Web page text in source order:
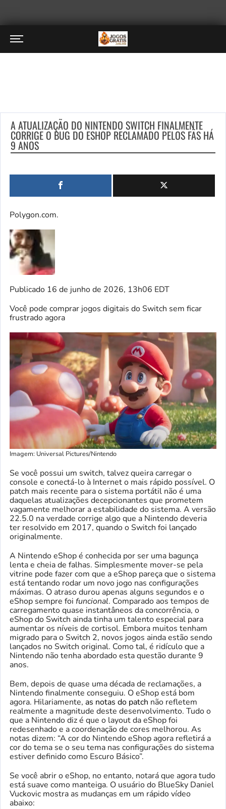
A ATUALIZAÇÃO DO NINTENDO SWITCH FINALMENTE
CORRIGE O BUG DO ESHOP RECLAMADO PELOS FÃS HÁ
9 ANOS
Polygon.com.
Publicado 16 de junho de 2026, 13h06 EDT
Você pode comprar jogos digitais do Switch sem ficar
frustrado agora
Imagem: Universal Pictures/Nintendo
Se você possui um switch, talvez queira carregar o
console e conectá-lo à Internet o mais rápido possível. O
patch mais recente para o sistema portátil não é uma
daquelas atualizações decepcionantes que prometem
vagamente melhorar a estabilidade do sistema. A versão
22.5.0 na verdade corrige algo que a Nintendo deveria
ter resolvido em 2017, quando o Switch foi lançado
originalmente.
A Nintendo eShop é conhecida por ser uma bagunça
lenta e cheia de falhas. Simplesmente mover-se pela
vitrine pode fazer com que a eShop pareça que o sistema
está tentando rodar um novo jogo nas configurações
máximas. O atraso durou apenas alguns segundos e o
eShop sempre foi funcional. Comparado aos tempos de
carregamento quase instantâneos da concorrência, o
eShop do Switch ainda tinha um talento especial para
aumentar os níveis de cortisol. Embora muitos tenham
migrado para o Switch 2, novos jogos ainda estão sendo
lançados no Switch original. Como tal, é ridículo que a
Nintendo não tenha abordado esta questão durante 9
anos.
Bem, depois de quase uma década de reclamações, a
Nintendo finalmente conseguiu. O eShop está bom
agora. Hilariamente, as notas do patch não refletem
realmente a magnitude deste desenvolvimento. Tudo o
que a Nintendo diz é que o layout da eShop foi
redesenhado e a coordenação de cores melhorou. As
notas dizem: “A cor do Nintendo eShop agora refletirá a
cor do tema se o seu tema nas configurações do sistema
estiver definido como Escuro Básico”.
Se você abrir o eShop, no entanto, notará que agora tudo
está suave como manteiga. O usuário do BlueSky Daniel
Vuckovic mostra as mudanças em um rápido vídeo
abaixo: